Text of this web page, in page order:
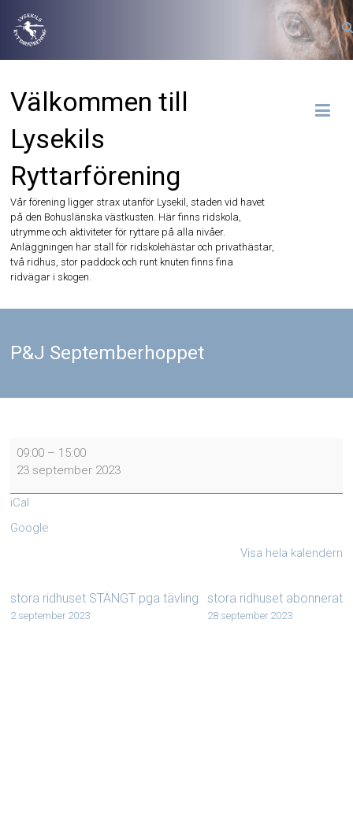
innehåll
Välkommen till
Lysekils
Ryttarförening
Vår förening ligger strax utanför Lysekil, staden vid havet
på den Bohuslänska västkusten. Här finns ridskola,
utrymme och aktiviteter för ryttare på alla nivåer.
Anläggningen har stall för ridskolehästar och privathästar,
två ridhus, stor paddock och runt knuten finns fina
ridvägar i skogen.
P&J Septemberhoppet
P&J
Septemberhoppet
09:00 – 15:00
23 september 2023
iCal
Google
Visa hela kalendern
stora ridhuset STÄNGT pga tävling
2 september 2023
stora ridhuset abonnerat
28 september 2023